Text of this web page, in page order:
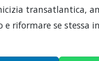
transatlantica,
riformare se stessa